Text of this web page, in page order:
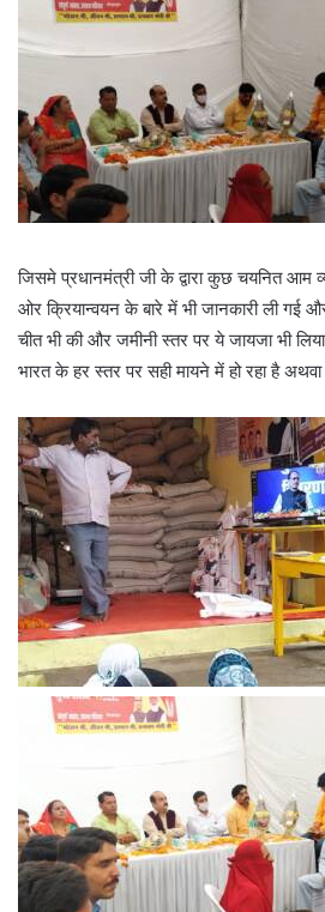
जिसमे प्रधानमंत्री जी के द्वारा कुछ चयनित आम
ओर क्रियान्वयन के बारे में भी जानकारी ली गई
चीत भी की और जमीनी स्तर पर ये जायजा भी
भारत के हर स्तर पर सही मायने में हो रहा है